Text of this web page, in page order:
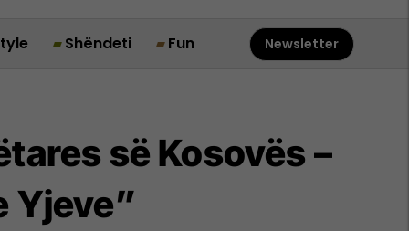
Shëndeti Fun Newsletter
së Kosovës –
Yjeve”